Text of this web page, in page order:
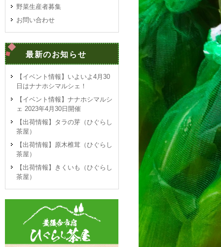
野菜生産者募集
お問い合わせ
最新のお知らせ
【イベント情報】いよいよ4月30
日はナナホシマルシェ！
【イベント情報】ナナホシマルシ
ェ 2023年4月30日開催
【出荷情報】タラの芽（ひぐらし
茶屋）
【出荷情報】原木椎茸（ひぐらし
茶屋）
【出荷情報】きくいも（ひぐらし
茶屋）